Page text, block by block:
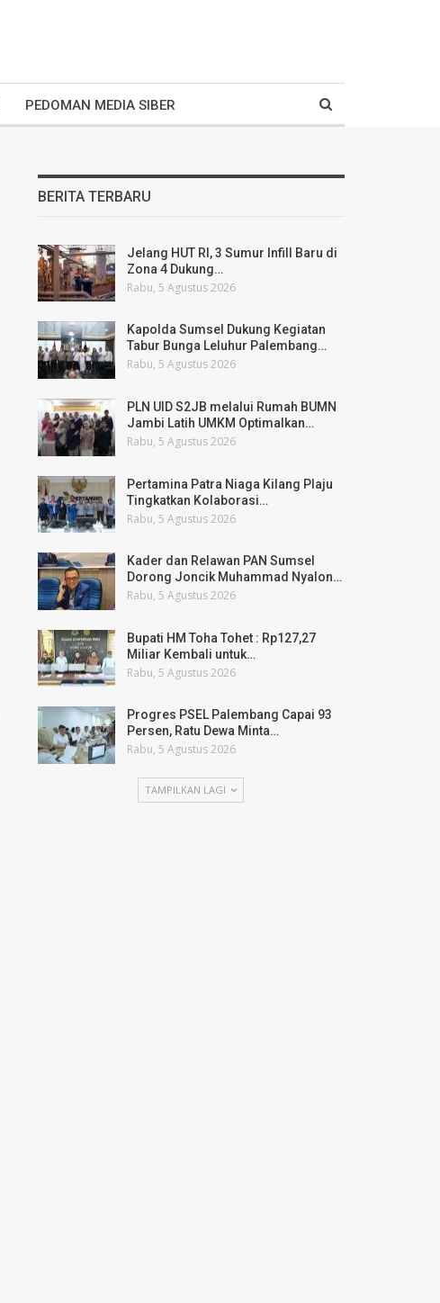
PEDOMAN MEDIA SIBER
BERITA TERBARU
Jelang HUT RI, 3 Sumur Infill Baru di
Zona 4 Dukung…
Rabu, 5 Agustus 2026
Kapolda Sumsel Dukung Kegiatan
Tabur Bunga Leluhur Palembang…
Rabu, 5 Agustus 2026
PLN UID S2JB melalui Rumah BUMN
Jambi Latih UMKM Optimalkan…
Rabu, 5 Agustus 2026
Pertamina Patra Niaga Kilang Plaju
Tingkatkan Kolaborasi…
Rabu, 5 Agustus 2026
Kader dan Relawan PAN Sumsel
Dorong Joncik Muhammad Nyalon…
Rabu, 5 Agustus 2026
Bupati HM Toha Tohet : Rp127,27
Miliar Kembali untuk…
Rabu, 5 Agustus 2026
Progres PSEL Palembang Capai 93
Persen, Ratu Dewa Minta…
Rabu, 5 Agustus 2026
TAMPILKAN LAGI